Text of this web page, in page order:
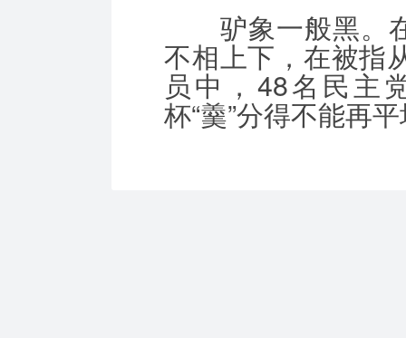
驴象一般黑。
不相上下，在被指
员中，48名民主
杯“羹”分得不能再